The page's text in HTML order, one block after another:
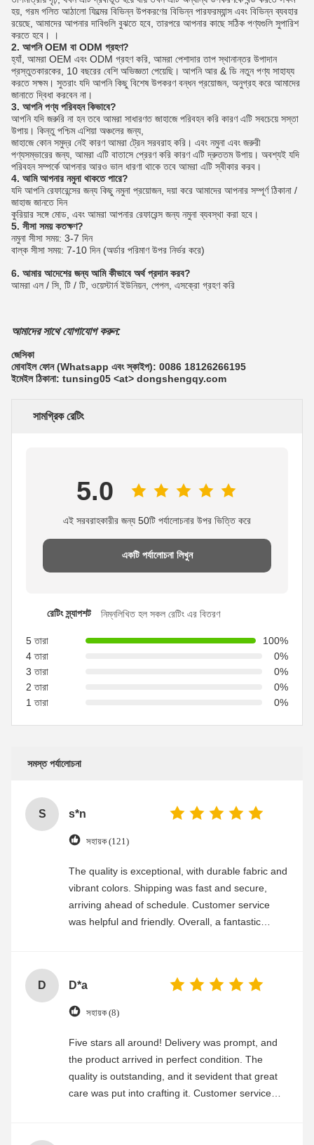
হয়, গরম গলিত আঠালো ফিল্মের বিভিন্ন উপকরণের বিভিন্ন পারফরম্যান্স এবং বিভিন্ন ব্যবহার
রয়েছে, আমাদের আপনার দাবিগুলি বুঝতে হবে, তারপরে আপনার কাছে সঠিক পণ্যগুলি সুপারিশ
করতে হবে। ।
2. আপনি OEM বা ODM গ্রহণ?
হ্যাঁ, আমরা OEM এবং ODM গ্রহণ করি, আমরা পেশাদার তাপ স্থানান্তর উপাদান
প্রস্তুতকারকের, 10 বছরের বেশি অভিজ্ঞতা পেয়েছি। আপনি আর & ডি নতুন পণ্য সাহায্য
করতে সক্ষম। সুতরাং যদি আপনি কিছু বিশেষ উপকরণ বন্ধন প্রয়োজন, অনুগ্রহ করে আমাদের
জানাতে দ্বিধা করবেন না।
3. আপনি পণ্য পরিবহন কিভাবে?
আপনি যদি জরুরি না হন তবে আমরা সাধারণত জাহাজে পরিবহন করি কারণ এটি সবচেয়ে সস্তা
উপায়। কিন্তু পশ্চিম এশিয়া অঞ্চলের জন্য,
জাহাজে কোন সমুদ্র নেই কারণ আমরা ট্রেন সরবরাহ করি। এবং নমুনা এবং জরুরী
পণ্যসম্ভারের জন্য, আমরা এটি বাতাসে প্রেরণ করি কারণ এটি দ্রুততম উপায়। অবশ্যই যদি
পরিবহন সম্পর্কে আপনার আরও ভাল ধারণা থাকে তবে আমরা এটি স্বীকার করব।
4. আমি আপনার নমুনা থাকতে পারে?
যদি আপনি রেফারেন্সের জন্য কিছু নমুনা প্রয়োজন, দয়া করে আমাদের আপনার সম্পূর্ণ ঠিকানা /
জাহাজ জানতে দিন
কুরিয়ার সঙ্গে মোড, এবং আমরা আপনার রেফারেন্স জন্য নমুনা ব্যবস্থা করা হবে।
5. সীসা সময় কতক্ষণ?
নমুনা সীসা সময়: 3-7 দিন
বাল্ক সীসা সময়: 7-10 দিন (অর্ডার পরিমাণ উপর নির্ভর করে)
6. আমার আদেশের জন্য আমি কীভাবে অর্থ প্রদান করব?
আমরা এল / সি, টি / টি, ওয়েস্টার্ন ইউনিয়ন, পেপল, এসক্রো গ্রহণ করি
আমাদের সাথে যোগাযোগ করুন:
জেসিকা
মোবাইল ফোন (Whatsapp এবং স্কাইপ): 0086 18126266195
ইমেইল ঠিকানা: tunsing05 <at> dongshengqy.com
সামগ্রিক রেটিং
5.0
এই সরবরাহকারীর জন্য 50টি পর্যালোচনার উপর ভিত্তি করে
একটি পর্যালোচনা লিখুন
রেটিং স্ন্যাপশট নিম্নলিখিত হল সকল রেটিং এর বিতরণ
5 তারা
100%
4 তারা
0%
3 তারা
0%
2 তারা
0%
1 তারা
0%
সমস্ত পর্যালোচনা
S s*n
সহায়ক (121)
The quality is exceptional, with durable fabric and
vibrant colors. Shipping was fast and secure,
arriving ahead of schedule. Customer service
was helpful and friendly. Overall, a fantastic
D D*a
সহায়ক (8)
Five stars all around! Delivery was prompt, and
the product arrived in perfect condition. The
quality is outstanding, and it sevident that great
care was put into crafting it. Customer service